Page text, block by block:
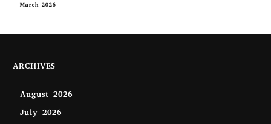
March 2026
ARCHIVES
August 2026
July 2026